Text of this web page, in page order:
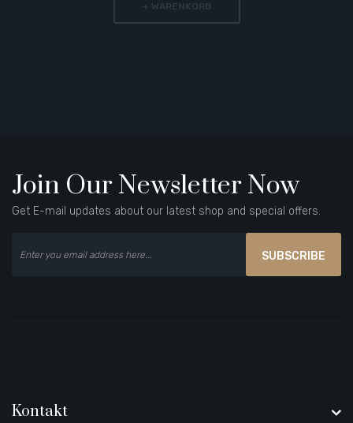
+ WARENKORB
Join Our Newsletter Now
Get E-mail updates about our latest shop and special offers.
SUBSCRIBE
Kontakt